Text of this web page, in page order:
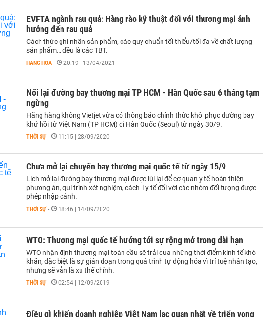
EVFTA ngành rau quả: Hàng rào kỹ thuật đối với thương mại ảnh
hưởng đến rau quả
Cách thức ghi nhãn sản phẩm, các quy chuẩn tối thiểu/tối đa về chất lượng
sản phẩm… đều là các TBT.
HÀNG HÓA - 20:19 | 13/04/2021
Nối lại đường bay thương mại TP HCM - Hàn Quốc sau 6 tháng tạm
ngừng
Hãng hàng không Vietjet vừa có thông báo chính thức khôi phục đường bay
khứ hồi từ Việt Nam (TP HCM) đi Hàn Quốc (Seoul) từ ngày 30/9.
THỜI SỰ - 11:15 | 28/09/2020
Chưa mở lại chuyến bay thương mại quốc tế từ ngày 15/9
Lịch mở lại đường bay thương mại được lùi lại để cơ quan y tế hoàn thiện
phương án, qui trình xét nghiệm, cách li y tế đối với các nhóm đối tượng được
phép nhập cảnh.
THỜI SỰ - 18:46 | 14/09/2020
WTO: Thương mại quốc tế hướng tới sự rộng mở trong dài hạn
WTO nhận định thương mại toàn cầu sẽ trải qua những thời điểm kinh tế khó
khăn, đặc biệt là sự gián đoạn trong quá trình tự động hóa vì trí tuệ nhân tạo,
nhưng sẽ vẫn là xu thế chính.
THỜI SỰ - 02:54 | 12/09/2019
Điều gì khiến doanh nghiệp Việt Nam lạc quan nhất về triển vọng